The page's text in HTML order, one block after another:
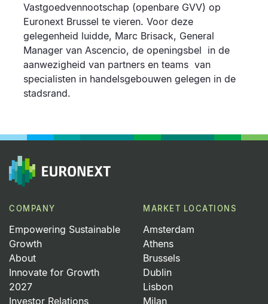
Vastgoedvennootschap (openbare GVV) op
Euronext Brussel te vieren. Voor deze
gelegenheid luidde, Marc Brisack, General
Manager van Ascencio, de openingsbel in de
aanwezigheid van partners en teams van
specialisten in handelsgebouwen gelegen in de
stadsrand.
COMPANY
Empowering Sustainable
Growth
About
Innovate for Growth
2027
Investor Relations
MARKET LOCATIONS
Amsterdam
Athens
Brussels
Dublin
Lisbon
Milan